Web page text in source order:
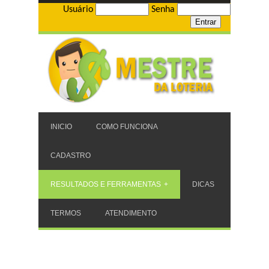
Usuário Senha
INICIO COMO FUNCIONA
CADASTRO
RESULTADOS E FERRAMENTAS DICAS
TERMOS ATENDIMENTO